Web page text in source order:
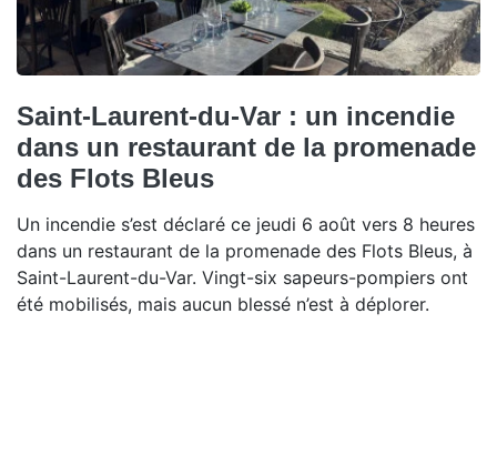
Saint-Laurent-du-Var : un incendie
dans un restaurant de la promenade
des Flots Bleus
Un incendie s’est déclaré ce jeudi 6 août vers 8 heures
dans un restaurant de la promenade des Flots Bleus, à
Saint-Laurent-du-Var. Vingt-six sapeurs-pompiers ont
été mobilisés, mais aucun blessé n’est à déplorer.